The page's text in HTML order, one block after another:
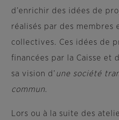
d’enrichir des idées de
réalisés par des membres
collectives. Ces idées de
financées par la Caisse et
sa vision d’ une société
commun.
Lors ou à la suite des